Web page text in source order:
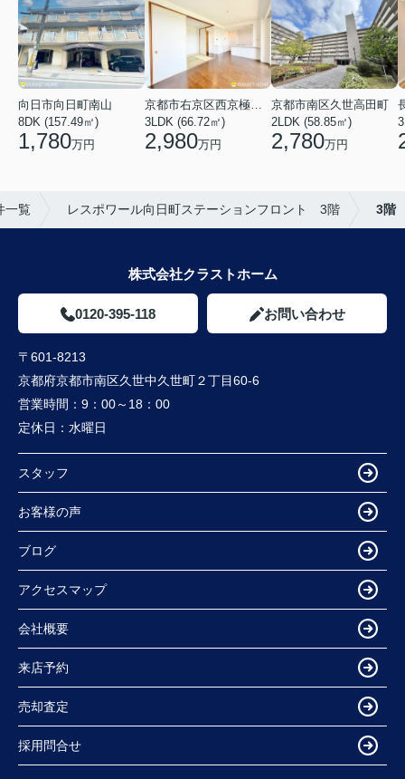
向日市向日町南山
8DK (157.49㎡)
1,780万円
京都市右京区西京極河原町
3LDK (66.72㎡)
2,980万円
京都市南区久世高田町
2LDK (58.85㎡)
2,780万円
一覧 レスポワール向日町ステーションフロント 3階 3階
株式会社クラストホーム
0120-395-118 お問い合わせ
〒601-8213
京都府京都市南区久世中久世町２丁目60-6
営業時間： 9：00～18：00
定休日： 水曜日
スタッフ
お客様の声
ブログ
アクセスマップ
会社概要
来店予約
売却査定
採用問合せ